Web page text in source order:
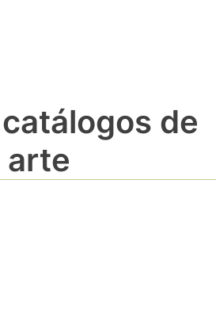
de
arte